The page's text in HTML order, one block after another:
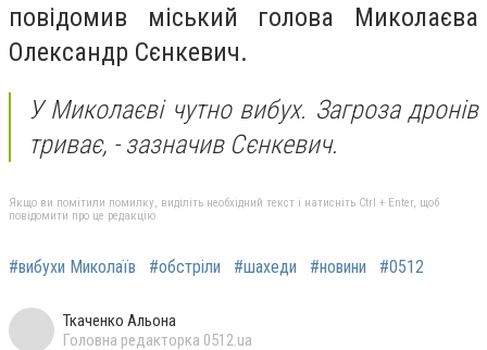
повідомив міський голова Миколаєва
Олександр Сєнкевич.
У Миколаєві чутно вибух. Загроза дронів
триває, - зазначив Сєнкевич.
Якщо ви помітили помилку, виділіть необхідний текст і натисніть Ctrl + Enter, щоб
повідомити про це редакцію
#вибухи Миколаїв #обстріли #шахеди #новини #0512
Ткаченко Альона
Головна редакторка 0512.ua